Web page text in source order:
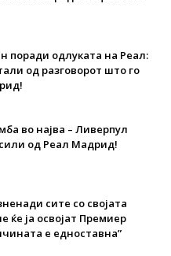
поради одлуката на Реал:
од разговорот што го
во најва – Ливерпул
од Реал Мадрид!
сите со својата
ќе ја освојат Премиер
е едноставна”